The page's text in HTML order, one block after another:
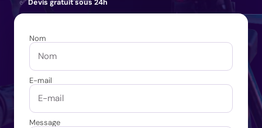
✅Devis gratuit sous 24h
Nom
E-mail
Message